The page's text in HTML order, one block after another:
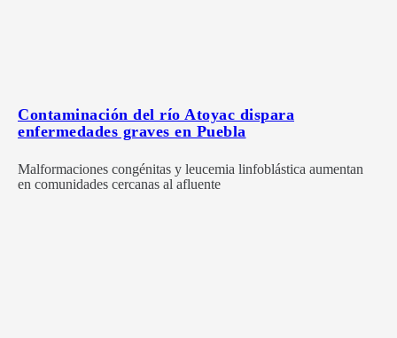
Contaminación del río Atoyac dispara
enfermedades graves en Puebla
Malformaciones congénitas y leucemia linfoblástica aumentan
en comunidades cercanas al afluente